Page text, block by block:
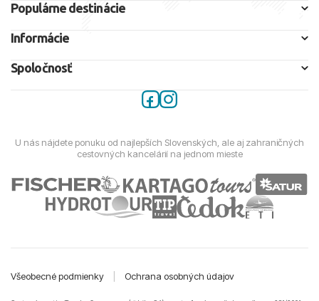
Populárne destinácie
Informácie
Spoločnosť
U nás nájdete ponuku od najlepších Slovenských, ale aj zahraničných
cestovných kancelárií na jednom mieste
Všeobecné podmienky Ochrana osobných údajov